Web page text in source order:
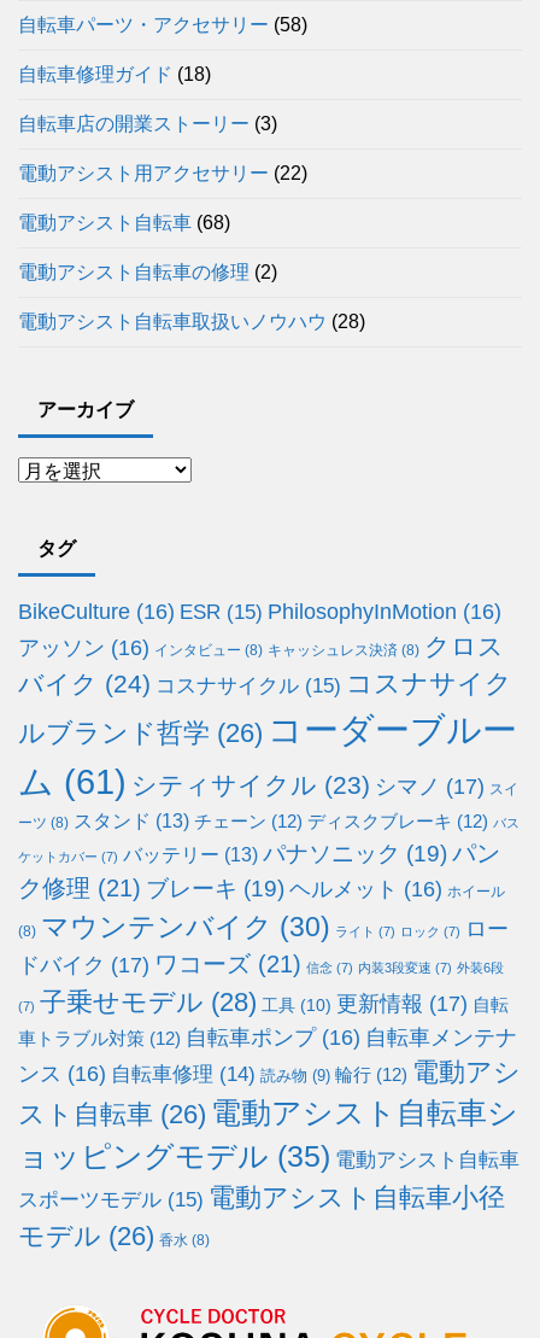
自転車パーツ・アクセサリー (58)
自転車修理ガイド (18)
自転車店の開業ストーリー (3)
電動アシスト用アクセサリー (22)
電動アシスト自転車 (68)
電動アシスト自転車の修理 (2)
電動アシスト自転車取扱いノウハウ (28)
アーカイブ
タグ
BikeCulture (16) ESR (15) PhilosophyInMotion (16)
アッソン (16) インタビュー (8) キャッシュレス決済 (8) クロス
バイク (24) コスナサイクル (15) コスナサイク
ルブランド哲学 (26) コーダーブルー
ム (61) シティサイクル (23) シマノ (17) スイ
ーツ (8) スタンド (13) チェーン (12) ディスクブレーキ (12) バス
ケットカバー (7) バッテリー (13) パナソニック (19)パン
ク修理 (21) ブレーキ (19) ヘルメット (16) ホイール
(8) マウンテンバイク (30) ライト (7) ロック (7)
ロー
ドバイク (17) ワコーズ (21) 信念 (7) 内装3段変速 (7) 外装6段
(7) 子乗せモデル (28) 工具 (10) 更新情報 (17) 自転
車トラブル対策 (12) 自転車ポンプ(16) 自転車メンテナ
ンス (16) 自転車修理 (14) 読み物 (9) 輪行 (12) 電動アシ
スト自転車 (26) 電動アシスト自転車シ
ョッピングモデル (35) 電動アシスト自転車
スポーツモデル (15) 電動アシスト自転車小径
モデル (26) 香水 (8)